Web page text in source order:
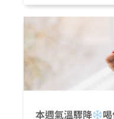
本週氣溫驟降